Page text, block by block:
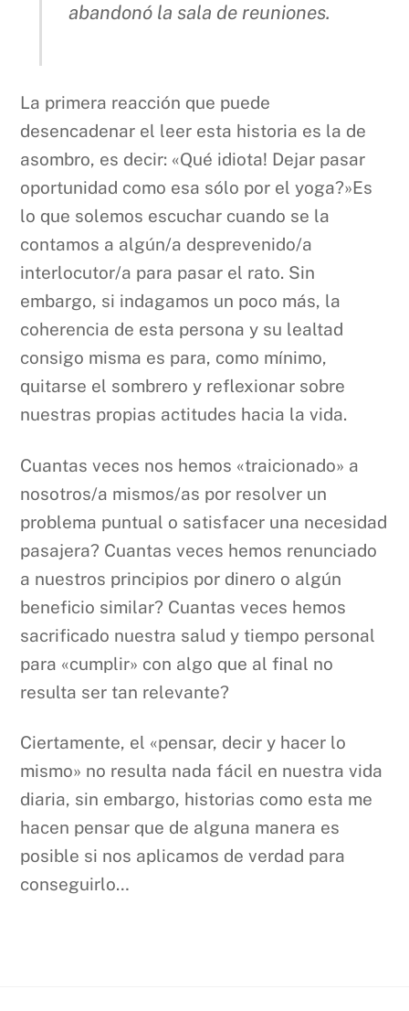
abandonó la sala de reuniones.
La primera reacción que puede
desencadenar el leer esta historia es la de
asombro, es decir: «Qué idiota! Dejar pasar
oportunidad como esa sólo por el yoga?»Es
lo que solemos escuchar cuando se la
contamos a algún/a desprevenido/a
interlocutor/a para pasar el rato. Sin
embargo, si indagamos un poco más, la
coherencia de esta persona y su lealtad
consigo misma es para, como mínimo,
quitarse el sombrero y reflexionar sobre
nuestras propias actitudes hacia la vida.
Cuantas veces nos hemos «traicionado» a
nosotros/a mismos/as por resolver un
problema puntual o satisfacer una necesidad
pasajera? Cuantas veces hemos renunciado
a nuestros principios por dinero o algún
beneficio similar? Cuantas veces hemos
sacrificado nuestra salud y tiempo personal
para «cumplir» con algo que al final no
resulta ser tan relevante?
Ciertamente, el «pensar, decir y hacer lo
mismo» no resulta nada fácil en nuestra vida
diaria, sin embargo, historias como esta me
hacen pensar que de alguna manera es
posible si nos aplicamos de verdad para
conseguirlo…